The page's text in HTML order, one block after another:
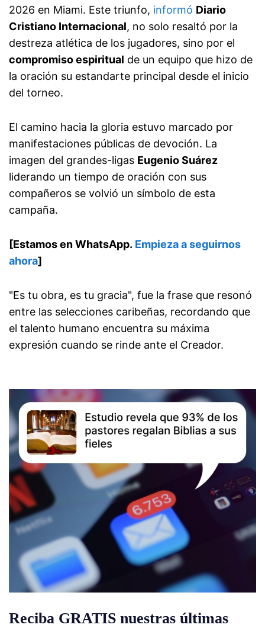
2026 en Miami. Este triunfo, informó Diario
Cristiano Internacional, no solo resaltó por la
destreza atlética de los jugadores, sino por el
compromiso espiritual de un equipo que hizo de
la oración su estandarte principal desde el inicio
del torneo.
El camino hacia la gloria estuvo marcado por
manifestaciones públicas de devoción. La
imagen del grandes-ligas Eugenio Suárez
liderando un tiempo de oración con sus
compañeros se volvió un símbolo de esta
campaña.
[Estamos en WhatsApp. Empieza a seguirnos
ahora]
"Es tu obra, es tu gracia", fue la frase que resonó
entre las selecciones caribeñas, recordando que
el talento humano encuentra su máxima
expresión cuando se rinde ante el Creador.
Reciba GRATIS nuestras últimas